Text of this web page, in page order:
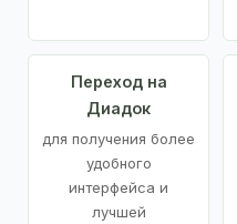
Переход на
Диадок
для получения более
удобного
интерфейса и
лучшей